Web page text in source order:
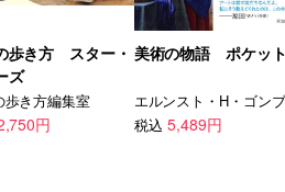
歩き方 スター・
ズ
歩き方編集室
円
美術の物語 ポケッ
税込 5,489円